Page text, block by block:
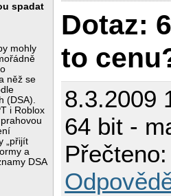
spadat
mohly
něž se
(DSA).
i Roblox
„přijít
a
DSA
Dotaz:
to
8.3.2009
64 bit -